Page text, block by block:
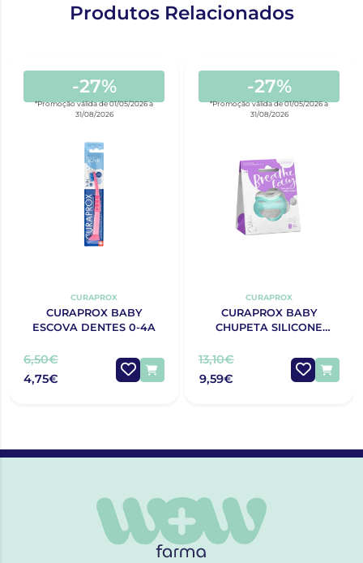
Produtos Relacionados
-27%
*Promoção válida de 01/05/2026 a
31/08/2026
CURAPROX
CURAPROX BABY
ESCOVA DENTES 0-4A
6,50€
4,75€
-27%
*Promoção válida de 01/05/2026 a
31/08/2026
CURAPROX
CURAPROX BABY
CHUPETA SILICONE
13,10€
9,59€